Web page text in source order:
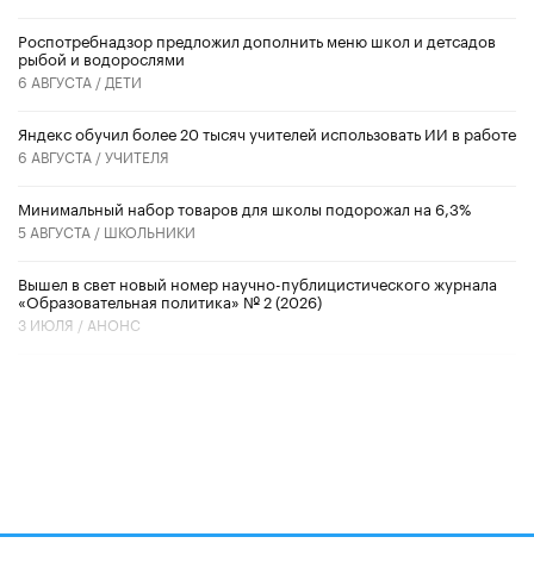
Роспотребнадзор предложил дополнить меню школ и детсадов
рыбой и водорослями
6 АВГУСТА / ДЕТИ
​Яндекс обучил более 20 тысяч учителей использовать ИИ в работе
6 АВГУСТА /УЧИТЕЛЯ
Минимальный набор товаров для школы подорожал на 6,3%
5 АВГУСТА / ШКОЛЬНИКИ
Вышел в свет новый номер научно-публицистического журнала
«Образовательная политика» № 2 (2026)
3 ИЮЛЯ / АНОНС